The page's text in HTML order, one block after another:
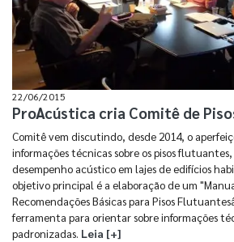
22/06/2015
ProAcústica cria Comitê de
Comitê vem discutindo, desde 2014, o
informações técnicas sobre os pisos
desempenho acústico em lajes de edifícios
objetivo principal é a elaboração de um
Recomendações Básicas para Pisos
ferramenta para orientar sobre informações
padronizadas. Leia [+]